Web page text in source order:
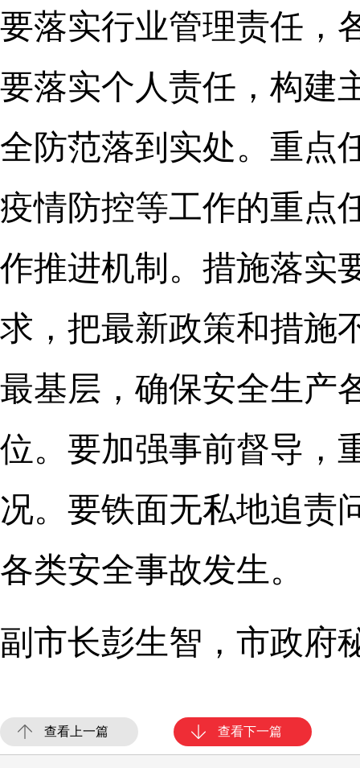
要落实行业管理责任，
要落实个人责任，构建
全防范落到实处。重点
疫情防控等工作的重点
作推进机制。措施落实
求，把最新政策和措施
最基层，确保安全生产
位。要加强事前督导，
况。要铁面无私地追责
各类安全事故发生。
副市长彭生智，市政府
查看上一篇 查看下一篇